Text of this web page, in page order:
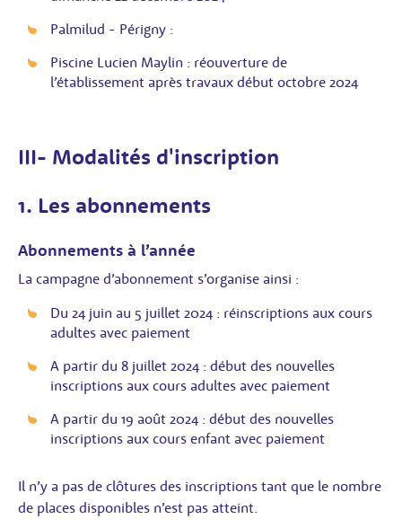
Palmilud - Périgny :
Piscine Lucien Maylin : réouverture de
l’établissement après travaux début octobre 2024
III- Modalités d'inscription
1. Les abonnements
Abonnements à l’année
La campagne d’abonnement s’organise ainsi :
Du 24 juin au 5 juillet 2024 : réinscriptions aux cours
adultes avec paiement
A partir du 8 juillet 2024 : début des nouvelles
inscriptions aux cours adultes avec paiement
A partir du 19 août 2024 : début des nouvelles
inscriptions aux cours enfant avec paiement
Il n’y a pas de clôtures des inscriptions tant que le nombre
de places disponibles n’est pas atteint.